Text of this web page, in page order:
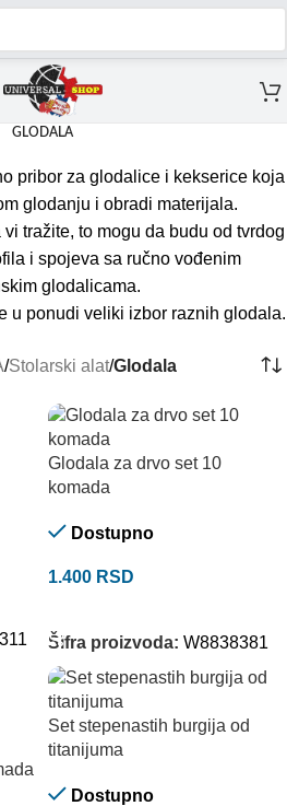
GLODALA
pribor za glodalice i kekserice koja
glodanju i obradi materijala.
tražite, to mogu da budu od tvrdog
i spojeva sa ručno vođenim
glodalicama.
u ponudi veliki izbor raznih glodala.
/Stolarski alat/Glodala
Glodala za drvo set 10
komada
Dostupno
1.400 RSD
Šifra proizvoda: W8838381
Set stepenastih burgija od
titanijuma
Dostupno